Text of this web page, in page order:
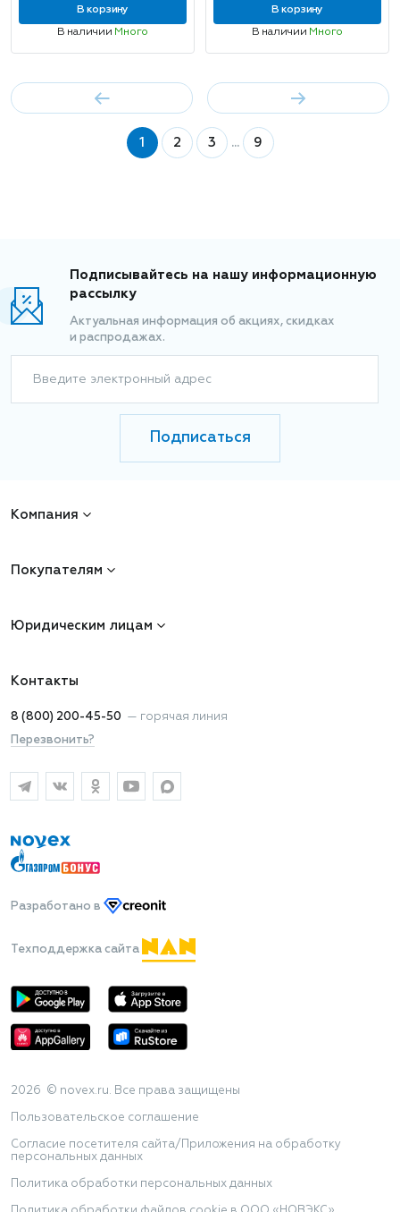
В корзину
В наличии Много
В корзину
В наличии Много
1 2 3 ... 9
Подписывайтесь на нашу информационную
рассылку
Актуальная информация об акциях, скидках
и распродажах.
Введите электронный адрес
Подписаться
Компания
Покупателям
Юридическим лицам
Контакты
8 (800) 200-45-50 — горячая линия
Перезвонить?
Разработано в
Техподдержка сайта
2026 © novex.ru. Все права защищены
Пользовательское соглашение
Согласие посетителя сайта/Приложения на обработку
персональных данных
Политика обработки персональных данных